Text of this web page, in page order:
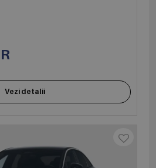
Vezi detalii